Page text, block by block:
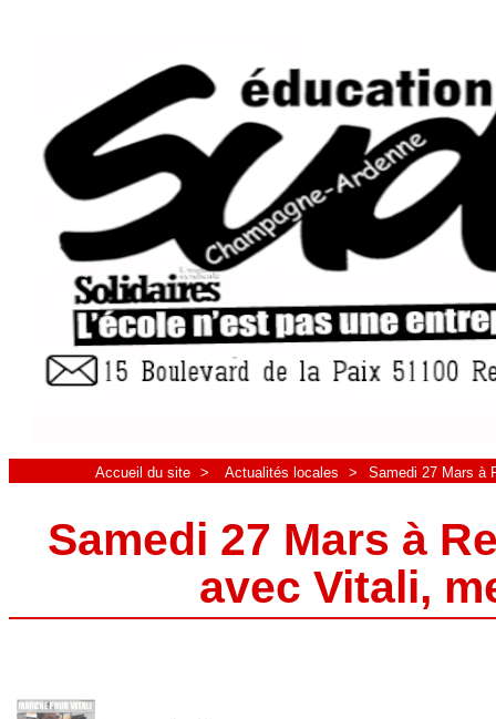
Accueil du site > Actualités locales > Samedi 27 Mars à
Samedi 27 Mars à
avec Vitali,